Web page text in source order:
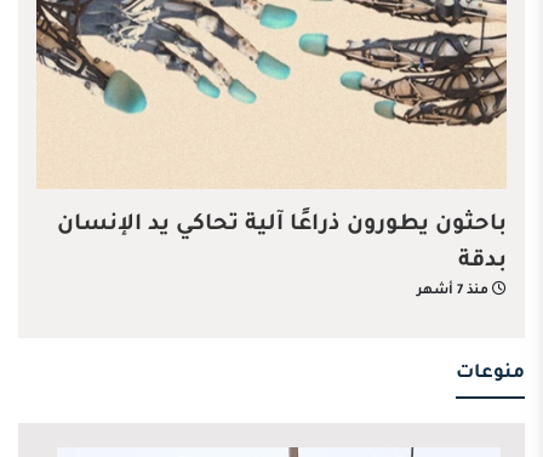
باحثون يطورون ذراعًا آلية تحاكي يد الإنسان
بدقة
منذ 7 أشهر
منوعات